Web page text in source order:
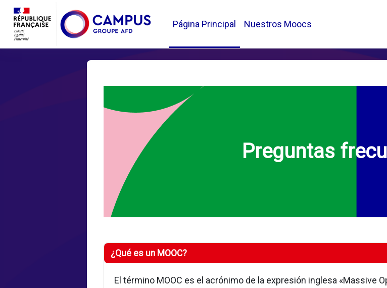
Salta al contenido principal
Página Principal
Nuestros Moocs
Bloques
Preguntas
¿Qué es un MOOC?
El término MOOC es el acrónimo de la expresión inglesa «Massive